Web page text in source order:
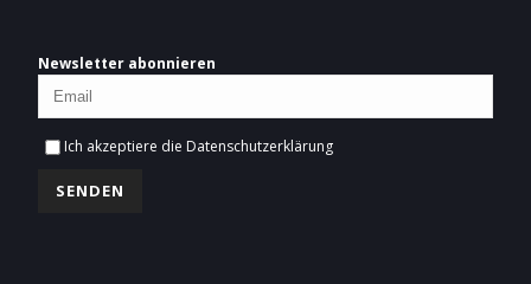
Newsletter abonnieren
Ich akzeptiere die Datenschutzerklärung